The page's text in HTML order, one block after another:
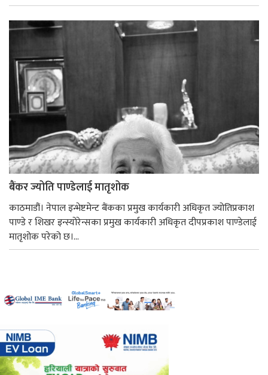
बैंकर ज्योति पाण्डेलाई मातृशोक
काठमाडौं। नेपाल इन्भेष्टमेन्ट बैंकका प्रमुख कार्यकारी अधिकृत ज्योतिप्रकाश
पाण्डे र शिखर इन्स्योरेन्सका प्रमुख कार्यकारी अधिकृत दीपप्रकाश पाण्डेलाई
मातृशोक परेको छ।...